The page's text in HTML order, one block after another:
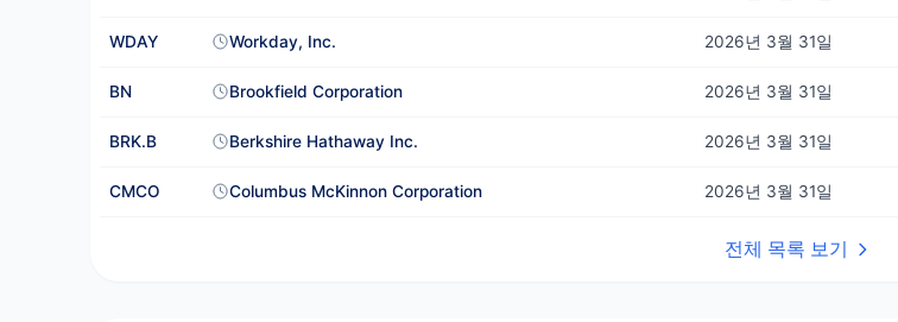
WDAY Workday, Inc. 2026년 3월 31일
BN Brookfield Corporation 2026년 3월 31일
BRK.B Berkshire Hathaway Inc. 2026년 3월 31일
CMCO Columbus McKinnon Corporation 2026년 3월 31일
전체 목록 보기